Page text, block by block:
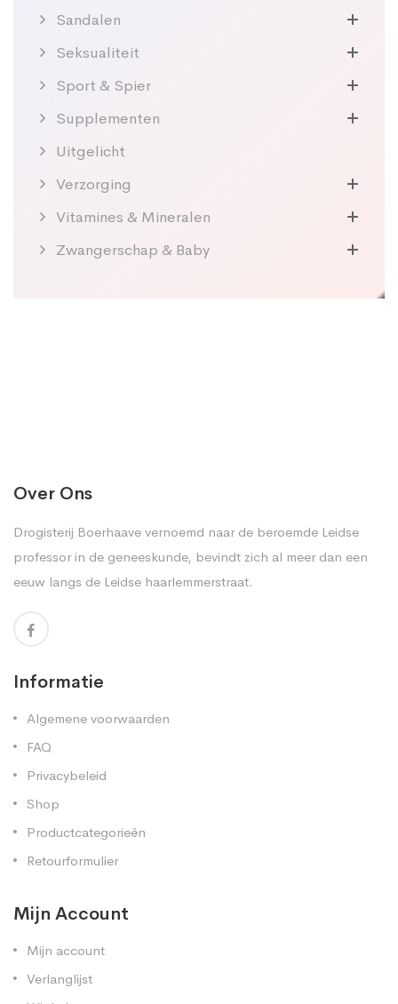
Sandalen
Seksualiteit
Sport & Spier
Supplementen
Uitgelicht
Verzorging
Vitamines & Mineralen
Zwangerschap & Baby
Over Ons
Drogisterij Boerhaave vernoemd naar de beroemde Leidse
professor in de geneeskunde, bevindt zich al meer dan een
eeuw langs de Leidse haarlemmerstraat.
Informatie
Algemene voorwaarden
FAQ
Privacybeleid
Shop
Productcategorieën
Retourformulier
Mijn Account
Mijn account
Verlanglijst